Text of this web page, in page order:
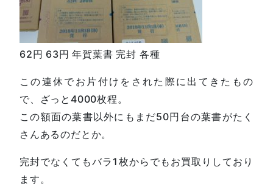
62円 63円 年賀葉書 完封 各種
この連休でお片付けをされた際に出てきたもの
で、ざっと4000枚程。
この額面の葉書以外にもまだ50円台の葉書がたく
さんあるのだとか。
完封でなくてもバラ1枚からでもお買取りしており
ます。